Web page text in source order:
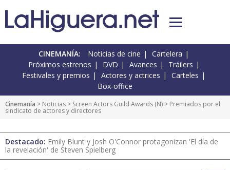
CINEMANÍA: Noticias de cine
Cartelera
Próximos estrenos
DVD Avances
Tráilers
Festivales y premios
Actores y actrices
Carteles
Box-office
Cinemanía > Noticias > Screen Actors Guild Awards (N) > Premiados por el
sindicato de actores y directores
Destacado: Emily Blunt y Josh O'Connor protagonizan 'El día de
la revelación' de Steven Spielberg